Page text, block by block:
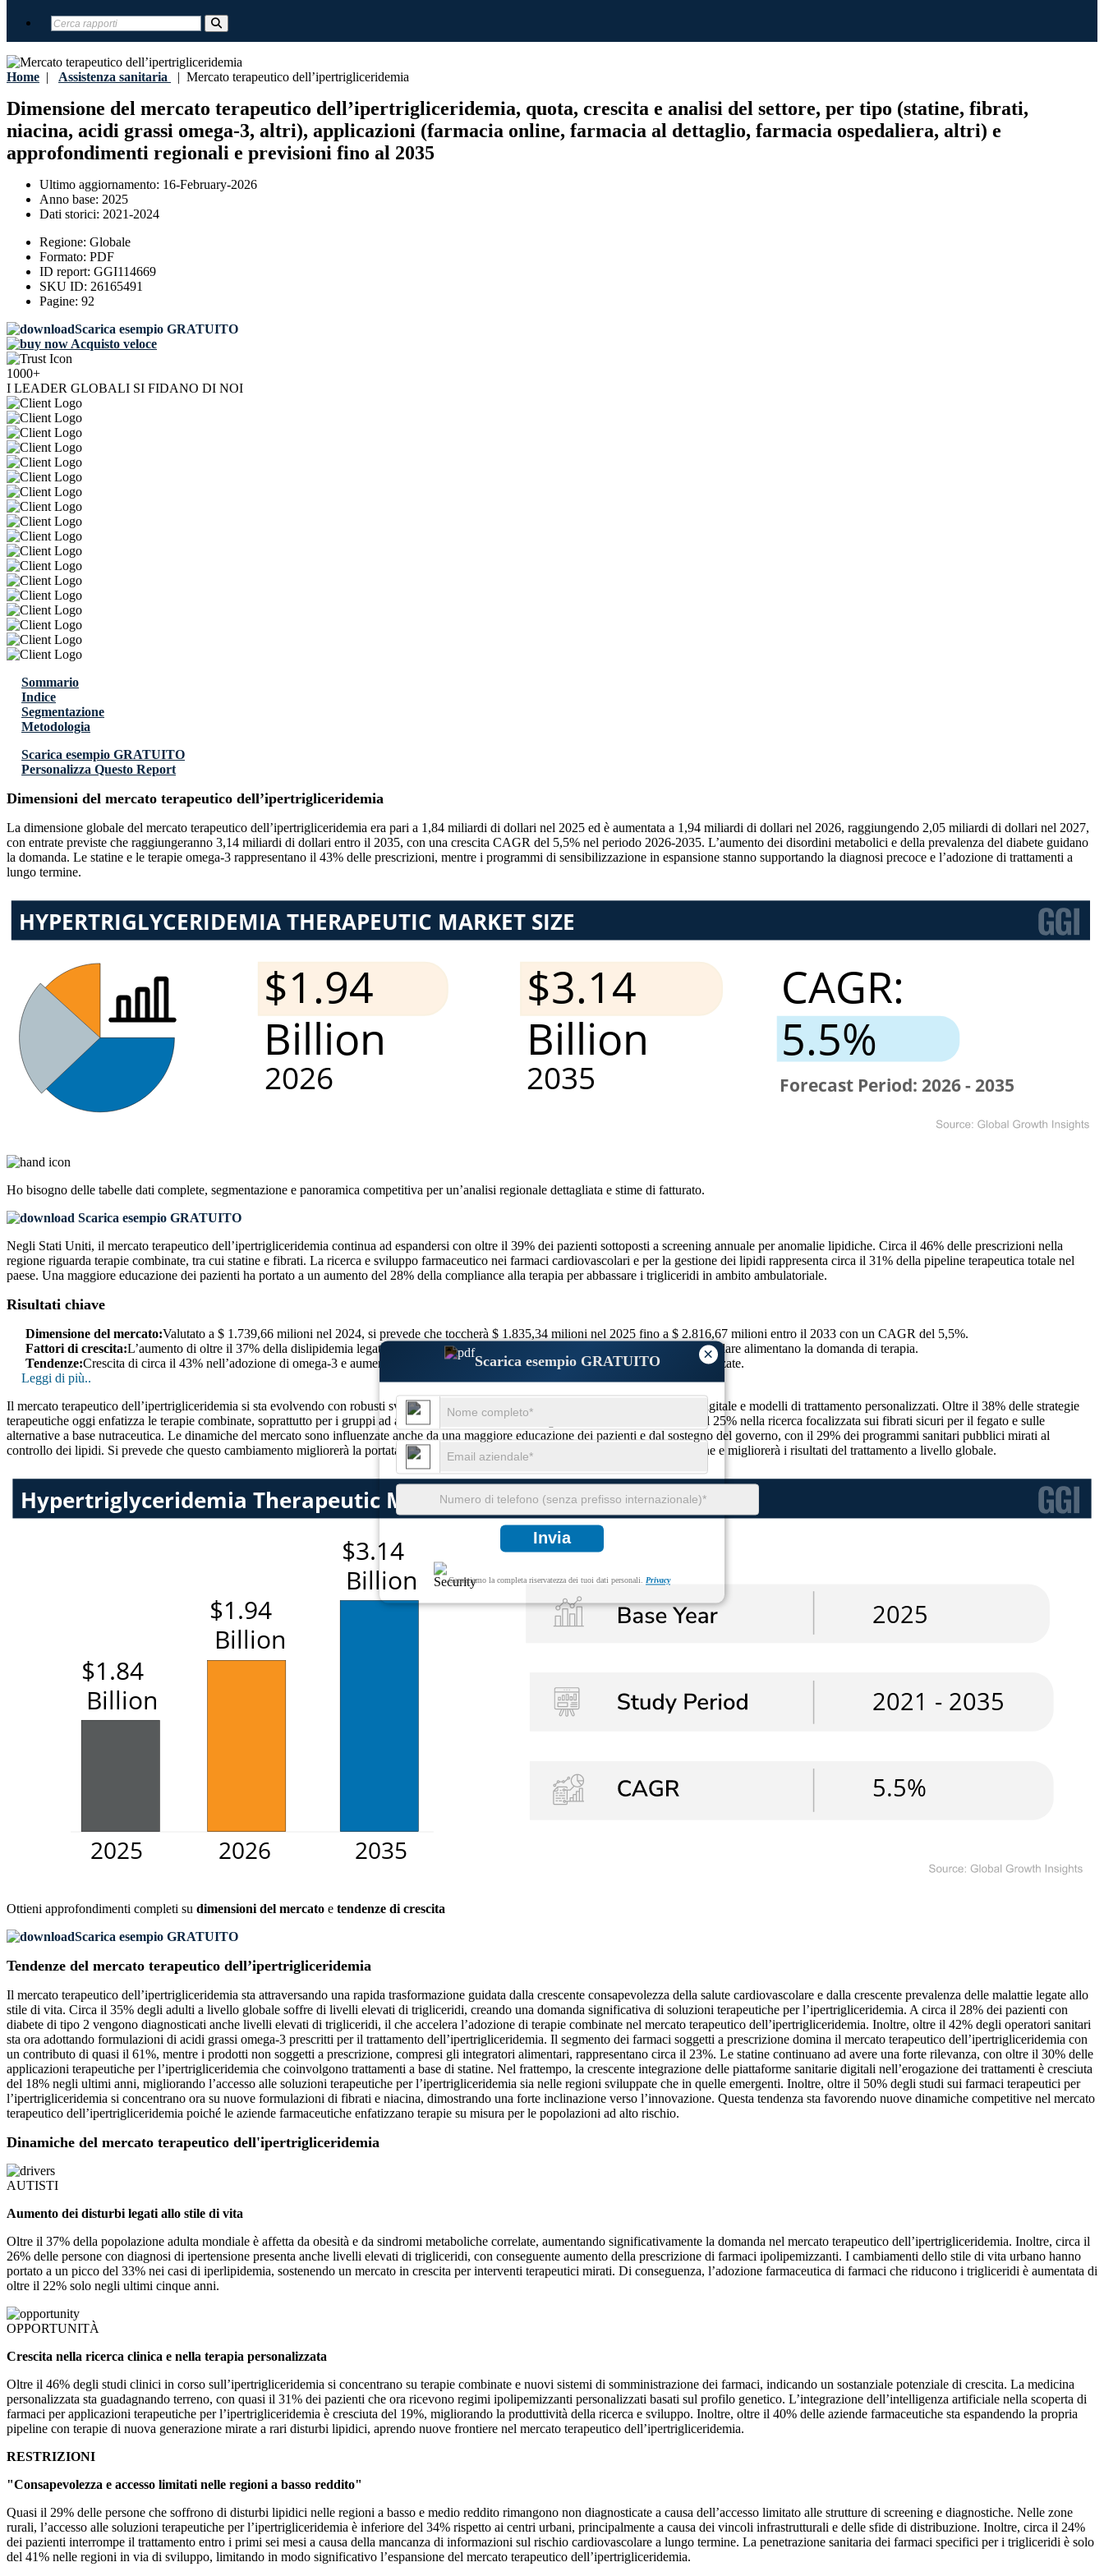
Home | Assistenza sanitaria | Mercato terapeutico dell’ipertrigliceridemia
Dimensione del mercato terapeutico dell’ipertrigliceridemia, quota, crescita e analisi del settore, per tipo (statine, fibrati,
niacina, acidi grassi omega-3, altri), applicazioni (farmacia online, farmacia al dettaglio, farmacia ospedaliera, altri) e
approfondimenti regionali e previsioni fino al 2035
Ultimo aggiornamento: 16-February-2026
Anno base: 2025
Dati storici: 2021-2024
Regione: Globale
Formato: PDF
ID report: GGI114669
SKU ID: 26165491
Pagine: 92
Scarica esempio GRATUITO
Acquisto veloce
1000+
I LEADER GLOBALI SI FIDANO DI NOI
×
Scarica esempio GRATUITO
Invia
Garantiamo la completa riservatezza dei tuoi dati personali. Privacy
Sommario
Indice
Segmentazione
Metodologia
Scarica esempio GRATUITO
Personalizza Questo Report
Dimensioni del mercato terapeutico dell’ipertrigliceridemia
La dimensione globale del mercato terapeutico dell’ipertrigliceridemia era pari a 1,84 miliardi di dollari nel 2025 ed è aumentata a 1,94 miliardi di dollari nel 2026, raggiungendo 2,05 miliardi di dollari nel 2027,
con entrate previste che raggiungeranno 3,14 miliardi di dollari entro il 2035, con una crescita CAGR del 5,5% nel periodo 2026-2035. L’aumento dei disordini metabolici e della prevalenza del diabete guidano
la domanda. Le statine e le terapie omega-3 rappresentano il 43% delle prescrizioni, mentre i programmi di sensibilizzazione in espansione stanno supportando la diagnosi precoce e l’adozione di trattamenti a
lungo termine.
Ho bisogno delle tabelle dati complete, segmentazione e panoramica competitiva per un’analisi regionale dettagliata e stime di fatturato.
Scarica esempio GRATUITO
Negli Stati Uniti, il mercato terapeutico dell’ipertrigliceridemia continua ad espandersi con oltre il 39% dei pazienti sottoposti a screening annuale per anomalie lipidiche. Circa il 46% delle prescrizioni nella
regione riguarda terapie combinate, tra cui statine e fibrati. La ricerca e sviluppo farmaceutico nei farmaci cardiovascolari e per la gestione dei lipidi rappresenta circa il 31% della pipeline terapeutica totale nel
paese. Una maggiore educazione dei pazienti ha portato a un aumento del 28% della compliance alla terapia per abbassare i trigliceridi in ambito ambulatoriale.
Risultati chiave
Dimensione del mercato:Valutato a $ 1.739,66 milioni nel 2024, si prevede che toccherà $ 1.835,34 milioni nel 2025 fino a $ 2.816,67 milioni entro il 2033 con un CAGR del 5,5%.
Fattori di crescita:L’aumento di oltre il 37% della dislipidemia legata all’obesità e l’aumento del 33% dei profili di rischio cardiovascolare alimentano la domanda di terapia.
Tendenze:Crescita di circa il 43% nell’adozione di omega-3 e aumento del 31% nelle prescrizioni di terapie ipolipemizzanti personalizzate.
Leggi di più..
Il mercato terapeutico dell’ipertrigliceridemia si sta evolvendo con robusti sviluppi nell’innovazione dei farmaci, soluzioni di aderenza digitale e modelli di trattamento personalizzati. Oltre il 38% delle strategie
terapeutiche oggi enfatizza le terapie combinate, soprattutto per i gruppi ad alto rischio come i diabetici e gli anziani. C’è un aumento del 25% nella ricerca focalizzata sui fibrati sicuri per il fegato e sulle
alternative a base nutraceutica. Le dinamiche del mercato sono influenzate anche da una maggiore educazione dei pazienti e dal sostegno del governo, con il 29% dei programmi sanitari pubblici mirati al
controllo dei lipidi. Si prevede che questo cambiamento migliorerà la portata terapeutica, ridurrà il rischio cardiovascolare a lungo termine e migliorerà i risultati del trattamento a livello globale.
Ottieni approfondimenti completi su dimensioni del mercato e tendenze di crescita
Scarica esempio GRATUITO
Tendenze del mercato terapeutico dell’ipertrigliceridemia
Il mercato terapeutico dell’ipertrigliceridemia sta attraversando una rapida trasformazione guidata dalla crescente consapevolezza della salute cardiovascolare e dalla crescente prevalenza delle malattie legate allo
stile di vita. Circa il 35% degli adulti a livello globale soffre di livelli elevati di trigliceridi, creando una domanda significativa di soluzioni terapeutiche per l’ipertrigliceridemia. A circa il 28% dei pazienti con
diabete di tipo 2 vengono diagnosticati anche livelli elevati di trigliceridi, il che accelera l’adozione di terapie combinate nel mercato terapeutico dell’ipertrigliceridemia. Inoltre, oltre il 42% degli operatori sanitari
sta ora adottando formulazioni di acidi grassi omega-3 prescritti per il trattamento dell’ipertrigliceridemia. Il segmento dei farmaci soggetti a prescrizione domina il mercato terapeutico dell’ipertrigliceridemia con
un contributo di quasi il 61%, mentre i prodotti non soggetti a prescrizione, compresi gli integratori alimentari, rappresentano circa il 23%. Le statine continuano ad avere una forte rilevanza, con oltre il 30% delle
applicazioni terapeutiche per l’ipertrigliceridemia che coinvolgono trattamenti a base di statine. Nel frattempo, la crescente integrazione delle piattaforme sanitarie digitali nell’erogazione dei trattamenti è cresciuta
del 18% negli ultimi anni, migliorando l’accesso alle soluzioni terapeutiche per l’ipertrigliceridemia sia nelle regioni sviluppate che in quelle emergenti. Inoltre, oltre il 50% degli studi sui farmaci terapeutici per
l’ipertrigliceridemia si concentrano ora su nuove formulazioni di fibrati e niacina, dimostrando una forte inclinazione verso l’innovazione. Questa tendenza sta favorendo nuove dinamiche competitive nel mercato
terapeutico dell’ipertrigliceridemia poiché le aziende farmaceutiche enfatizzano terapie su misura per le popolazioni ad alto rischio.
Dinamiche del mercato terapeutico dell'ipertrigliceridemia
AUTISTI
Aumento dei disturbi legati allo stile di vita
Oltre il 37% della popolazione adulta mondiale è affetta da obesità e da sindromi metaboliche correlate, aumentando significativamente la domanda nel mercato terapeutico dell’ipertrigliceridemia. Inoltre, circa il
26% delle persone con diagnosi di ipertensione presenta anche livelli elevati di trigliceridi, con conseguente aumento della prescrizione di farmaci ipolipemizzanti. I cambiamenti dello stile di vita urbano hanno
portato a un picco del 33% nei casi di iperlipidemia, sostenendo un mercato in crescita per interventi terapeutici mirati. Di conseguenza, l’adozione farmaceutica di farmaci che riducono i trigliceridi è aumentata di
oltre il 22% solo negli ultimi cinque anni.
OPPORTUNITÀ
Crescita nella ricerca clinica e nella terapia personalizzata
Oltre il 46% degli studi clinici in corso sull’ipertrigliceridemia si concentrano su terapie combinate e nuovi sistemi di somministrazione dei farmaci, indicando un sostanziale potenziale di crescita. La medicina
personalizzata sta guadagnando terreno, con quasi il 31% dei pazienti che ora ricevono regimi ipolipemizzanti personalizzati basati sul profilo genetico. L’integrazione dell’intelligenza artificiale nella scoperta di
farmaci per applicazioni terapeutiche per l’ipertrigliceridemia è cresciuta del 19%, migliorando la produttività della ricerca e sviluppo. Inoltre, oltre il 40% delle aziende farmaceutiche sta espandendo la propria
pipeline con terapie di nuova generazione mirate a rari disturbi lipidici, aprendo nuove frontiere nel mercato terapeutico dell’ipertrigliceridemia.
RESTRIZIONI
"Consapevolezza e accesso limitati nelle regioni a basso reddito"
Quasi il 29% delle persone che soffrono di disturbi lipidici nelle regioni a basso e medio reddito rimangono non diagnosticate a causa dell’accesso limitato alle strutture di screening e diagnostiche. Nelle zone
rurali, l’accesso alle soluzioni terapeutiche per l’ipertrigliceridemia è inferiore del 34% rispetto ai centri urbani, principalmente a causa dei vincoli infrastrutturali e delle sfide di distribuzione. Inoltre, circa il 24%
dei pazienti interrompe il trattamento entro i primi sei mesi a causa della mancanza di informazioni sul rischio cardiovascolare a lungo termine. La penetrazione sanitaria dei farmaci specifici per i trigliceridi è solo
del 41% nelle regioni in via di sviluppo, limitando in modo significativo l’espansione del mercato terapeutico dell’ipertrigliceridemia.